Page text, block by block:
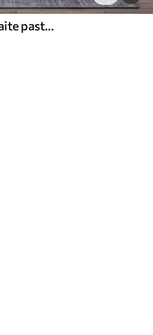
Délicate impression abstraite pastel de fleurs blanches sur fond flou, douce et éthérée